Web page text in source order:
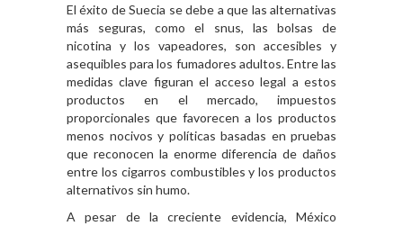
El éxito de Suecia se debe a que las alternativas
más seguras, como el snus, las bolsas de
nicotina y los vapeadores, son accesibles y
asequibles para los fumadores adultos. Entre las
medidas clave figuran el acceso legal a estos
productos en el mercado, impuestos
proporcionales que favorecen a los productos
menos nocivos y políticas basadas en pruebas
que reconocen la enorme diferencia de daños
entre los cigarros combustibles y los productos
alternativos sin humo.
A pesar de la creciente evidencia, México